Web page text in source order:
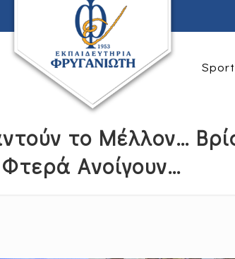
το Μέλλον…
Φτερά Ανοίγουν…